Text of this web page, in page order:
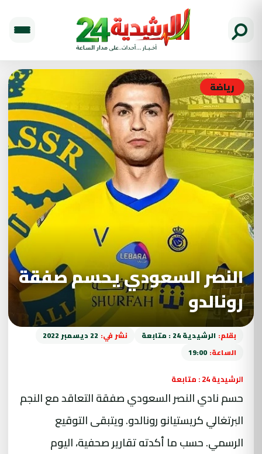
رياضة
النصر السعودي يحسم صفقة
رونالدو
بقلم: الرشيدية 24 : متابعة نشر في: 22 ديسمبر 2022
الساعة: 19:00
الرشيدية 24 : متابعة
حسم نادي النصر السعودي صفقة التعاقد مع النجم
البرتغالي كريستيانو رونالدو. ويتبقى التوقيع
الرسمي. حسب ما أكدته تقارير صحفية، اليوم